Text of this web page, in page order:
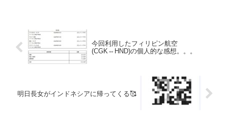
今回利用したフィリピン航空
(CGK⇔HND)の個人的な感想。。。
明日長女がインドネシアに帰ってくる🥰